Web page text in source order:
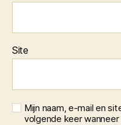
Site
Mijn naam, e-mail en
volgende keer